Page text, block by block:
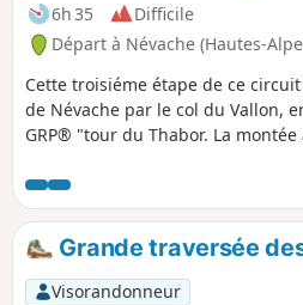
6h 35
Difficile
Départ à Névache (Hautes-
Cette troisiéme étape de ce
de Névache par le col du Vallon,
GRP® "tour du Thabor. La
part son exposition, le couloir qui
aux névés. Les paysages sont
Névache est superbe au travers
long d'un torrent en passant
Grande traversée
Visorandonneur